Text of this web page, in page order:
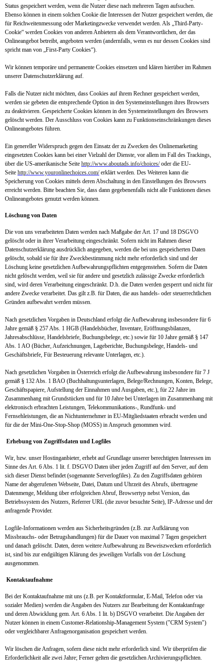
Status gespeichert werden, wenn die Nutzer diese nach mehreren Tagen aufsuchen.
Ebenso können in einem solchen Cookie die Interessen der Nutzer gespeichert werden, die
für Reichweitenmessung oder Marketingzwecke verwendet werden. Als „Third-Party-
Cookie“ werden Cookies von anderen Anbietern als dem Verantwortlichen, der das
Onlineangebot betreibt, angeboten werden (andernfalls, wenn es nur dessen Cookies sind
spricht man von „First-Party Cookies“).
Wir können temporäre und permanente Cookies einsetzen und klären hierüber im Rahmen
unserer Datenschutzerklärung auf.
Falls die Nutzer nicht möchten, dass Cookies auf ihrem Rechner gespeichert werden,
werden sie gebeten die entsprechende Option in den Systemeinstellungen ihres Browsers
zu deaktivieren. Gespeicherte Cookies können in den Systemeinstellungen des Browsers
gelöscht werden. Der Ausschluss von Cookies kann zu Funktionseinschränkungen dieses
Onlineangebotes führen.
Ein genereller Widerspruch gegen den Einsatz der zu Zwecken des Onlinemarketing
eingesetzten Cookies kann bei einer Vielzahl der Dienste, vor allem im Fall des Trackings,
über die US-amerikanische Seite http://www.aboutads.info/choices/oder die EU-
Seite http://www.youronlinechoices.com/erklärt werden. Des Weiteren kann die
Speicherung von Cookies mittels deren Abschaltung in den Einstellungen des Browsers
erreicht werden. Bitte beachten Sie, dass dann gegebenenfalls nicht alle Funktionen dieses
Onlineangebotes genutzt werden können.
Löschung von Daten
Die von uns verarbeiteten Daten werden nach Maßgabe der Art. 17 und 18 DSGVO
gelöscht oder in ihrer Verarbeitung eingeschränkt. Sofern nicht im Rahmen dieser
Datenschutzerklärung ausdrücklich angegeben, werden die bei uns gespeicherten Daten
gelöscht, sobald sie für ihre Zweckbestimmung nicht mehr erforderlich sind und der
Löschung keine gesetzlichen Aufbewahrungspflichten entgegenstehen. Sofern die Daten
nicht gelöscht werden, weil sie für andere und gesetzlich zulässige Zwecke erforderlich
sind, wird deren Verarbeitung eingeschränkt. D.h. die Daten werden gesperrt und nicht für
andere Zwecke verarbeitet. Das gilt z.B. für Daten, die aus handels- oder steuerrechtlichen
Gründen aufbewahrt werden müssen.
Nach gesetzlichen Vorgaben in Deutschland erfolgt die Aufbewahrung insbesondere für 6
Jahre gemäß § 257 Abs. 1 HGB (Handelsbücher, Inventare, Eröffnungsbilanzen,
Jahresabschlüsse, Handelsbriefe, Buchungsbelege, etc.) sowie für 10 Jahre gemäß § 147
Abs. 1 AO (Bücher, Aufzeichnungen, Lageberichte, Buchungsbelege, Handels- und
Geschäftsbriefe, Für Besteuerung relevante Unterlagen, etc.).
Nach gesetzlichen Vorgaben in Österreich erfolgt die Aufbewahrung insbesondere für 7 J
gemäß § 132 Abs. 1 BAO (Buchhaltungsunterlagen, Belege/Rechnungen, Konten, Belege,
Geschäftspapiere, Aufstellung der Einnahmen und Ausgaben, etc.), für 22 Jahre im
Zusammenhang mit Grundstücken und für 10 Jahre bei Unterlagen im Zusammenhang mit
elektronisch erbrachten Leistungen, Telekommunikations-, Rundfunk- und
Fernsehleistungen, die an Nichtunternehmer in EU-Mitgliedstaaten erbracht werden und
für die der Mini-One-Stop-Shop (MOSS) in Anspruch genommen wird.
Erhebung von Zugriffsdaten und Logfiles
Wir, bzw. unser Hostinganbieter, erhebt auf Grundlage unserer berechtigten Interessen im
Sinne des Art. 6 Abs. 1 lit. f. DSGVO Daten über jeden Zugriff auf den Server, auf dem
sich dieser Dienst befindet (sogenannte Serverlogfiles). Zu den Zugriffsdaten gehören
Name der abgerufenen Webseite, Datei, Datum und Uhrzeit des Abrufs, übertragene
Datenmenge, Meldung über erfolgreichen Abruf, Browsertyp nebst Version, das
Betriebssystem des Nutzers, Referrer URL (die zuvor besuchte Seite), IP-Adresse und der
anfragende Provider.
Logfile-Informationen werden aus Sicherheitsgründen (z.B. zur Aufklärung von
Missbrauchs- oder Betrugshandlungen) für die Dauer von maximal 7 Tagen gespeichert
und danach gelöscht. Daten, deren weitere Aufbewahrung zu Beweiszwecken erforderlich
ist, sind bis zur endgültigen Klärung des jeweiligen Vorfalls von der Löschung
ausgenommen.
Kontaktaufnahme
Bei der Kontaktaufnahme mit uns (z.B. per Kontaktformular, E-Mail, Telefon oder via
sozialer Medien) werden die Angaben des Nutzers zur Bearbeitung der Kontaktanfrage
und deren Abwicklung gem. Art. 6 Abs. 1 lit. b) DSGVO verarbeitet. Die Angaben der
Nutzer können in einem Customer-Relationship-Management System ("CRM System")
oder vergleichbarer Anfragenorganisation gespeichert werden.
Wir löschen die Anfragen, sofern diese nicht mehr erforderlich sind. Wir überprüfen die
Erforderlichkeit alle zwei Jahre; Ferner gelten die gesetzlichen Archivierungspflichten.